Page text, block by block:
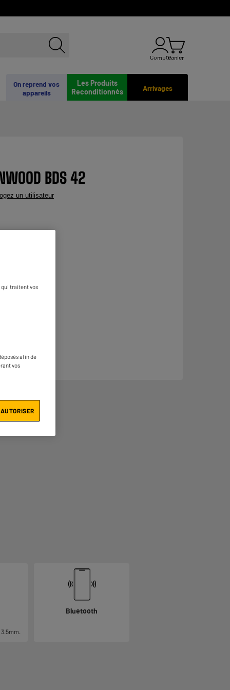
ComptePanier
Arrivages
Les Produits
Reconditionnés
On reprend vos
appareils
BDS 42
un utilisateur
Bluetooth
qui traitent vos
afin de
vos